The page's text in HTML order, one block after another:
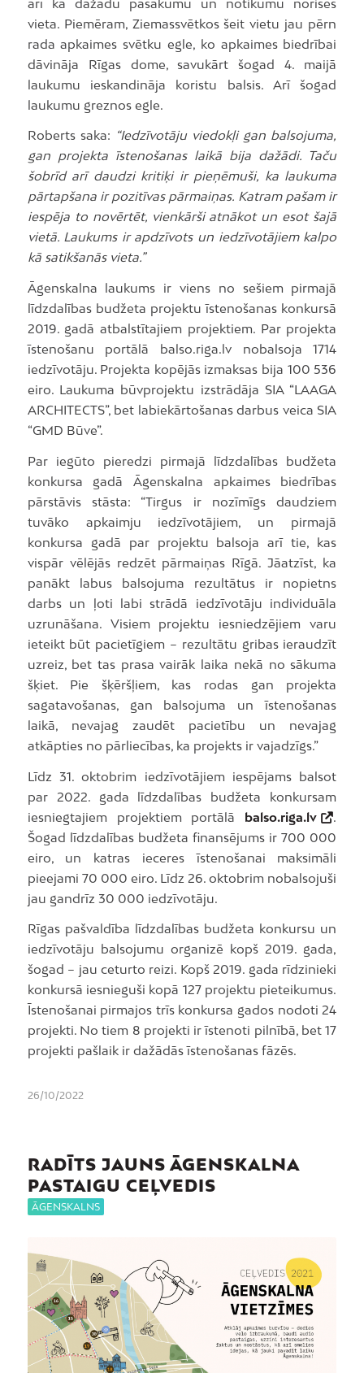
arī kā dažādu pasākumu un notikumu norises
vieta. Piemēram, Ziemassvētkos šeit vietu jau pērn
rada apkaimes svētku egle, ko apkaimes biedrībai
dāvināja Rīgas dome, savukārt šogad 4. maijā
laukumu ieskandināja koristu balsis. Arī šogad
laukumu greznos egle.
Roberts saka: “Iedzīvotāju viedokļi gan balsojuma,
gan projekta īstenošanas laikā bija dažādi. Taču
šobrīd arī daudzi kritiķi ir pieņēmuši, ka laukuma
pārtapšana ir pozitīvas pārmaiņas. Katram pašam ir
iespēja to novērtēt, vienkārši atnākot un esot šajā
vietā. Laukums ir apdzīvots un iedzīvotājiem kalpo
kā satikšanās vieta.”
Āgenskalna laukums ir viens no sešiem pirmajā
līdzdalības budžeta projektu īstenošanas konkursā
2019. gadā atbalstītajiem projektiem. Par projekta
īstenošanu portālā balso.riga.lv nobalsoja 1714
iedzīvotāju. Projekta kopējās izmaksas bija 100 536
eiro. Laukuma būvprojektu izstrādāja SIA “LAAGA
ARCHITECTS”, bet labiekārtošanas darbus veica SIA
“GMD Būve”.
Par iegūto pieredzi pirmajā līdzdalības budžeta
konkursa gadā Āgenskalna apkaimes biedrības
pārstāvis stāsta: “Tirgus ir nozīmīgs daudziem
tuvāko apkaimju iedzīvotājiem, un pirmajā
konkursa gadā par projektu balsoja arī tie, kas
vispār vēlējās redzēt pārmaiņas Rīgā. Jāatzīst, ka
panākt labus balsojuma rezultātus ir nopietns
darbs un ļoti labi strādā iedzīvotāju individuāla
uzrunāšana. Visiem projektu iesniedzējiem varu
ieteikt būt pacietīgiem – rezultātu gribas ieraudzīt
uzreiz, bet tas prasa vairāk laika nekā no sākuma
šķiet. Pie šķēršļiem, kas rodas gan projekta
sagatavošanas, gan balsojuma un īstenošanas
laikā, nevajag zaudēt pacietību un nevajag
atkāpties no pārliecības, ka projekts ir vajadzīgs.”
Līdz 31. oktobrim iedzīvotājiem iespējams balsot
par 2022. gada līdzdalības budžeta konkursam
iesniegtajiem projektiem portālā balso.riga.lv
.
Šogad līdzdalības budžeta finansējums ir 700 000
eiro, un katras ieceres īstenošanai maksimāli
pieejami 70 000 eiro. Līdz 26. oktobrim nobalsojuši
jau gandrīz 30 000 iedzīvotāju.
Rīgas pašvaldība līdzdalības budžeta konkursu un
iedzīvotāju balsojumu organizē kopš 2019. gada,
šogad – jau ceturto reizi. Kopš 2019. gada rīdzinieki
konkursā iesnieguši kopā 127 projektu pieteikumus.
Īstenošanai pirmajos trīs konkursa gados nodoti 24
projekti. No tiem 8 projekti ir īstenoti pilnībā, bet 17
projekti pašlaik ir dažādās īstenošanas fāzēs.
26/10/2022
RADĪTS JAUNS ĀGENSKALNA
PASTAIGU CEĻVEDIS
ĀGENSKALNS